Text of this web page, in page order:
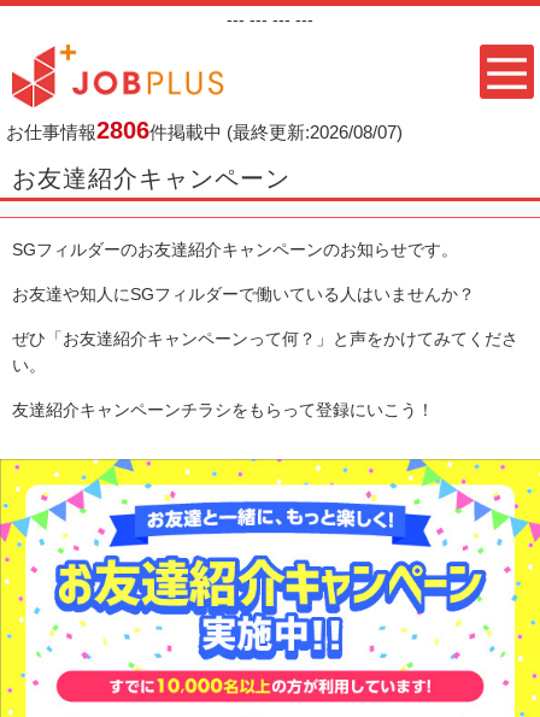
--- --- --- ---
お仕事情報2806件掲載中 (最終更新:2026/08/07)
お友達紹介キャンペーン
SGフィルダーのお友達紹介キャンペーンのお知らせです。
お友達や知人にSGフィルダーで働いている人はいませんか？
ぜひ「お友達紹介キャンペーンって何？」と声をかけてみてくださ
い。
友達紹介キャンペーンチラシをもらって登録にいこう！